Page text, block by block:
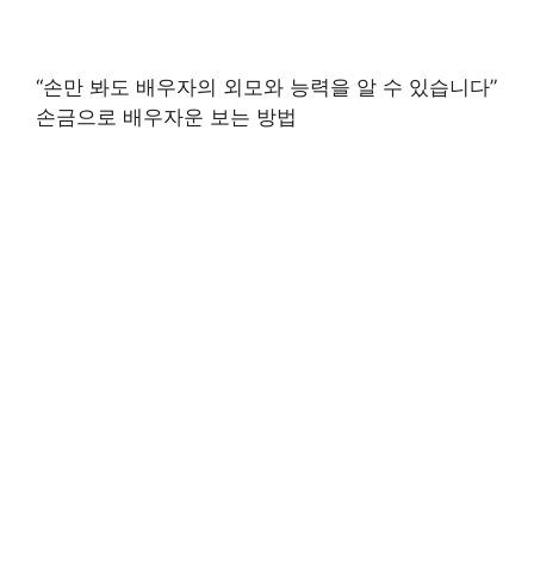
“손만 봐도 배우자의 외모와 능력을 알 수 있습니다”
손금으로 배우자운 보는 방법